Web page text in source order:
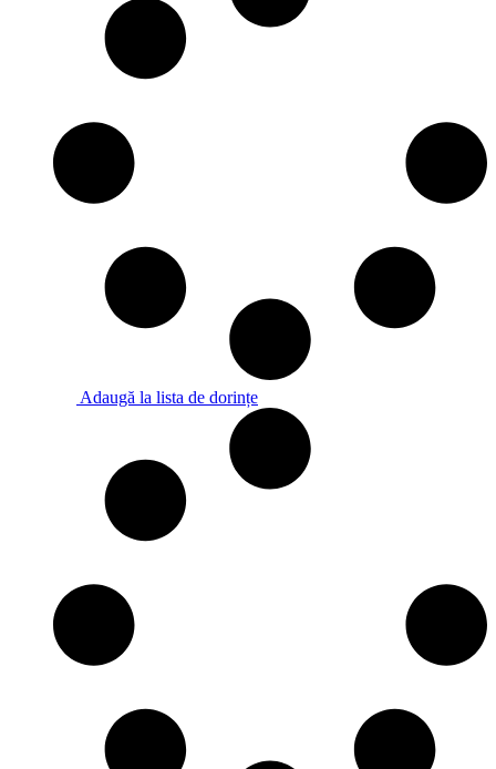
Adaugă la lista de dorințe